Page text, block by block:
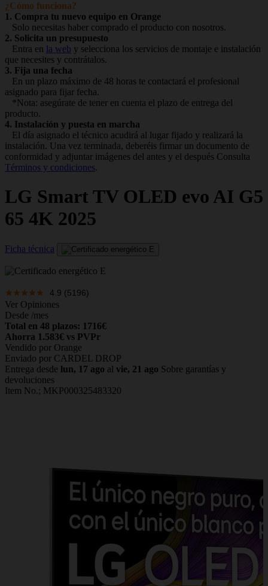
¿Cómo funciona?
1. Compra tu nuevo equipo en Orange
Solo necesitas haber comprado el producto con nosotros.
2. Solicita un presupuesto
Entra en la web y selecciona los servicios de montaje e instalación
que necesites y contrátalos.
3. Fija una fecha
En un plazo máximo de 48 horas te contactará el profesional
asignado para fijar fecha.
*Nota: asegúrate de tener en cuenta el plazo de entrega del
producto.
4. Instalación y puesta en marcha
El día asignado el técnico acudirá al lugar fijado y realizará la
instalación. Una vez terminada, deberéis firmar un documento de
conformidad y adjuntar imágenes del antes y el después Consulta
Términos y condiciones.
LG Smart TV OLED evo AI G5
65 4K 2025
Ficha técnica
4.9 (5196)
Ver Opiniones
Desde /mes
Total en 48 plazos: 1716€
Ahorra 1.583€ vs PVPr
Vendido por Orange
Enviado por CARDEL DROP
Entrega desde lun, 17 ago al vie, 21 ago Sobre garantías y
devoluciones
Item No.; MKP000325483320